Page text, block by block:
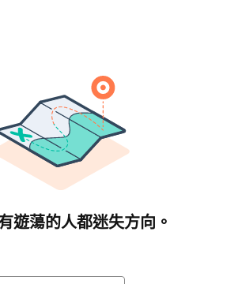
遊蕩的人都迷失方向。